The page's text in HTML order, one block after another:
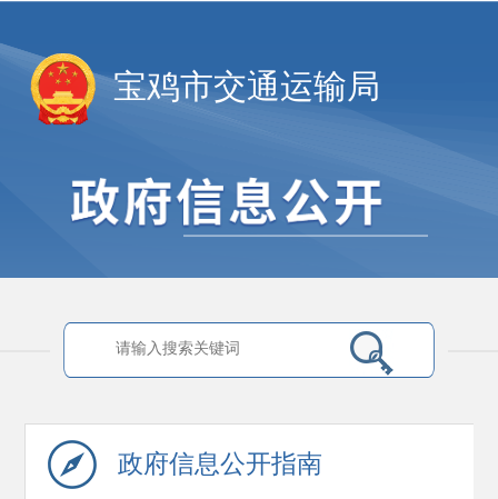
宝鸡市交通运输局
政府信息公开指南